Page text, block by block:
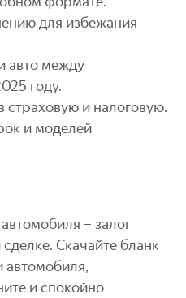
для избежания
авто между
году.
и налоговую.
и моделей
– залог
Скачайте бланк
автомобиля,
и спокойно